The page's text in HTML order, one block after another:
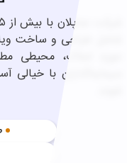
شامل طراحی و ساخت
حوزه املاک، محیطی
سرمایه‌گذاران با